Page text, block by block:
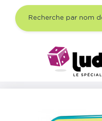
Jeux enfants
Orthodingo CE2